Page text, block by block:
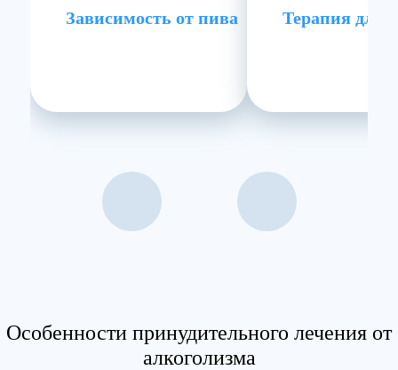
Зависимость от пива Терапия для
Особенности принудительного лечения от
алкоголизма